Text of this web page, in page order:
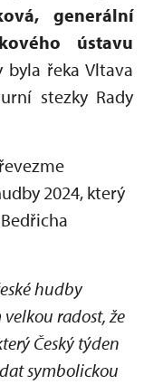
generální
ústavu
řeka Vltava
stezky Rady
2024, který
hudby
radost, že
Český týden
symbolickou